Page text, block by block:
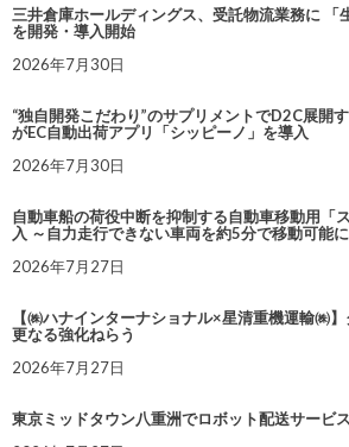
三井倉庫ホールディングス、受託物流業務に 「
を開発・導入開始
2026年7月30日
“独自開発こだわり”のサプリメントでD2C展開
がEC自動出荷アプリ「シッピーノ」を導入
2026年7月30日
自動車船の荷役中断を抑制する自動車移動用「
入 ～自力走行できない車両を約5分で移動可能
2026年7月27日
【㈱ハナインターナショナル×星清重機運輸㈱
更なる強化ねらう
2026年7月27日
東京ミッドタウン八重洲でロボット配送サービ